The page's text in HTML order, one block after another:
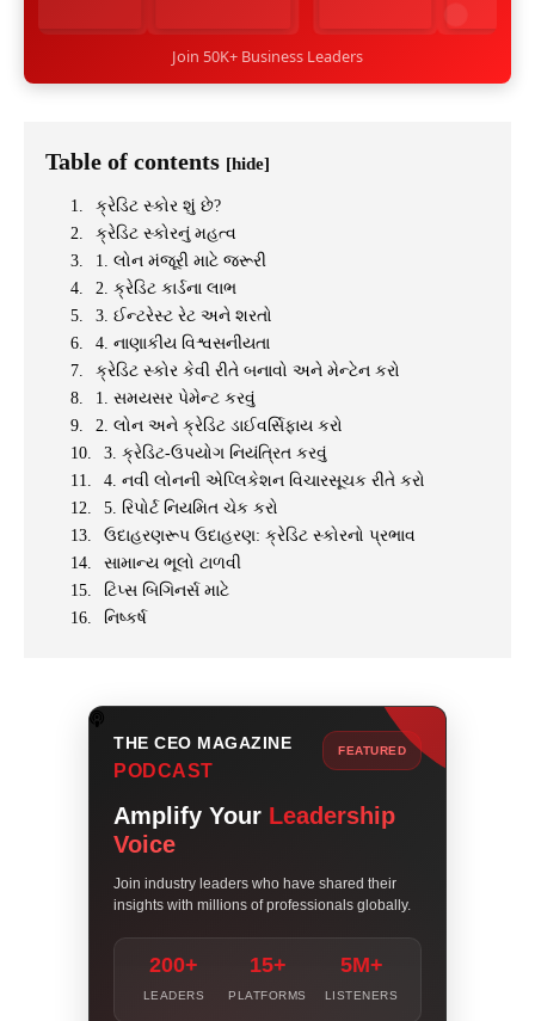
Join 50K+ Business Leaders
Table of contents [hide]
ક્રેડિટ સ્કોર શું છે?
ક્રેડિટ સ્કોરનું મહત્વ
1. લોન મંજૂરી માટે જરૂરી
2. ક્રેડિટ કાર્ડના લાભ
3. ઈન્ટરેસ્ટ રેટ અને શરતો
4. નાણાકીય વિશ્વસનીયતા
ક્રેડિટ સ્કોર કેવી રીતે બનાવો અને મેન્ટેન કરો
1. સમયસર પેમેન્ટ કરવું
2. લોન અને ક્રેડિટ ડાઈવર્સિફાય કરો
3. ક્રેડિટ-ઉપયોગ નિયંત્રિત કરવું
4. નવી લોનની એપ્લિકેશન વિચારસૂચક રીતે કરો
5. રિપોર્ટ નિયમિત ચેક કરો
ઉદાહરણરૂપ ઉદાહરણ: ક્રેડિટ સ્કોરનો પ્રભાવ
સામાન્ય ભૂલો ટાળવી
ટિપ્સ બિગિનર્સ માટે
નિષ્કર્ષ
THE CEO MAGAZINE
PODCAST
FEATURED
Amplify Your Leadership
Voice
Join industry leaders who have shared their
insights with millions of professionals globally.
200+
LEADERS
15+
PLATFORMS
5M+
LISTENERS